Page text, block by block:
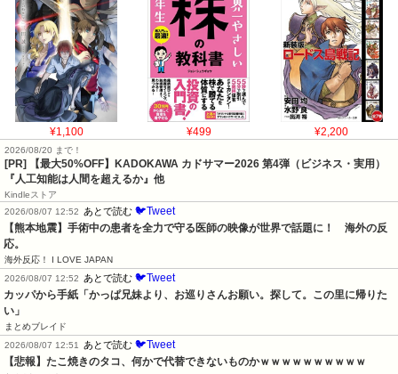
¥1,100 ¥499 ¥2,200
2026/08/20 まで！
[PR]
【最大50%OFF】KADOKAWA カドサマー2026 第4弾（ビジネス・実用）
『人工知能は人間を超えるか』他
Kindleストア
2026/08/07 12:52 あとで読む 🐦Tweet
【熊本地震】手術中の患者を全力で守る医師の映像が世界で話題に！　海外の反
応。
海外反応！ I LOVE JAPAN
2026/08/07 12:52 あとで読む 🐦Tweet
カッパから手紙「かっぱ兄妹より、お巡りさんお願い。探して。この里に帰りた
い」
まとめブレイド
2026/08/07 12:51 あとで読む 🐦Tweet
【悲報】たこ焼きのタコ、何かで代替できないものかｗｗｗｗｗｗｗｗｗｗ